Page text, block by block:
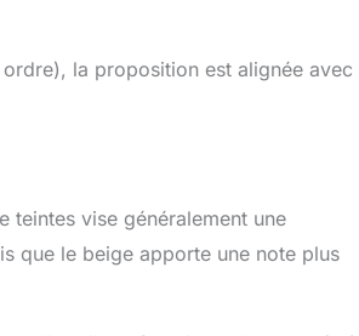
la proposition est alignée avec
teintes vise généralement une
que le beige apporte une note plus